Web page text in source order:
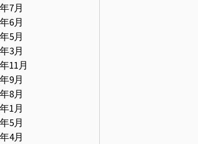
7月
6月
5月
3月
11月
9月
8月
1月
5月
4月